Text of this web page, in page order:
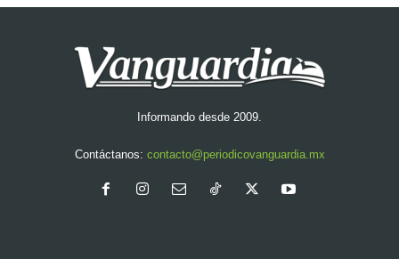
Informando desde 2009.
Contáctanos: contacto@periodicovanguardia.mx